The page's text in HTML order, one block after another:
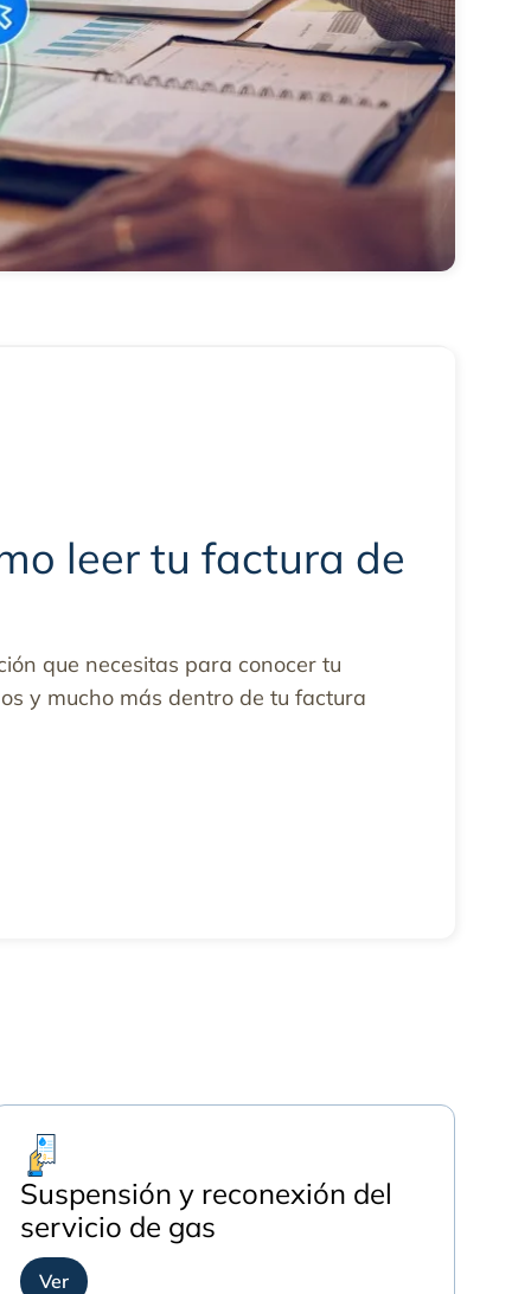
leer tu factura de
que necesitas para conocer tu
y mucho más dentro de tu factura
Suspensión y reconexión del
servicio de gas
Ver